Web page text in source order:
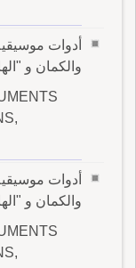
أدوات
والكمان و
أدوات
والكمان و